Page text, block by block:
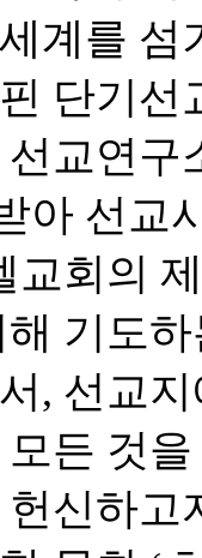
계를
단기
교연구
아 선교
교회의
기도
, 선교
든 것
신하